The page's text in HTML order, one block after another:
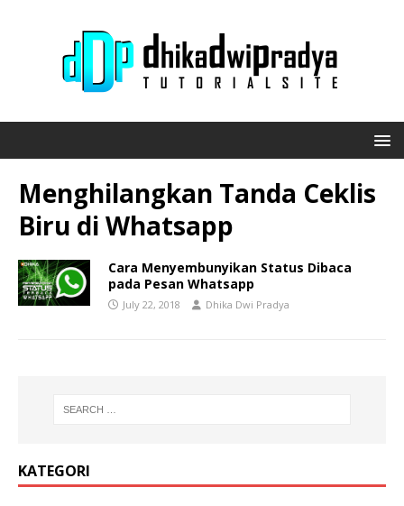
Menghilangkan Tanda Ceklis
Biru di Whatsapp
Cara Menyembunyikan Status Dibaca
pada Pesan Whatsapp
July 22, 2018 Dhika Dwi Pradya
KATEGORI